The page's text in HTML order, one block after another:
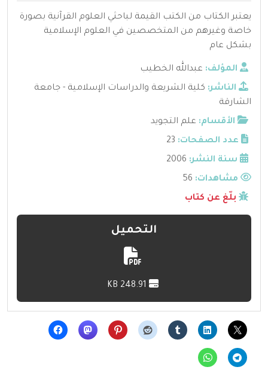
يعتبر الكتاب من الكتب القيمة لباحثي العلوم القرآنية بصورة
خاصة وغيرهم من المتخصصين في العلوم الإسلامية
بشكل عام
المؤلف: عبدالله الخطيب
الناشر: كلية الشريعة والدراسات الإسلامية - جامعة
الشارقة
الأقسام: علم التجويد
عدد الصفحات: 23
سنة النشر: 2006
مشاهدات:
بلّغ عن كتاب
التحميل